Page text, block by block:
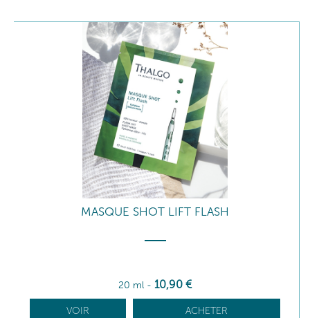
MASQUE SHOT LIFT FLASH
20 ml - 10,90 €
VOIR ACHETER